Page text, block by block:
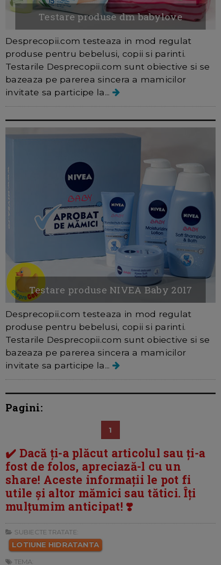
Testare produse dm babylove
Desprecopii.com testeaza in mod regulat
produse pentru bebelusi, copii si parinti.
Testarile Desprecopii.com sunt obiective si se
bazeaza pe parerea sincera a mamicilor
invitate sa participe la...
Testare produse NIVEA Baby 2017
Desprecopii.com testeaza in mod regulat
produse pentru bebelusi, copii si parinti.
Testarile Desprecopii.com sunt obiective si se
bazeaza pe parerea sincera a mamicilor
invitate sa participe la...
Pagini:
1
✔️ Dacă ți-a plăcut articolul sau ți-a
fost de folos, apreciază-l cu un
share! Aceste informații le pot fi
utile și altor mămici sau tătici. Îți
mulțumim anticipat! ❣️
SUBIECTE TRATATE:
LOTIUNE HIDRATANTA
TEMA: